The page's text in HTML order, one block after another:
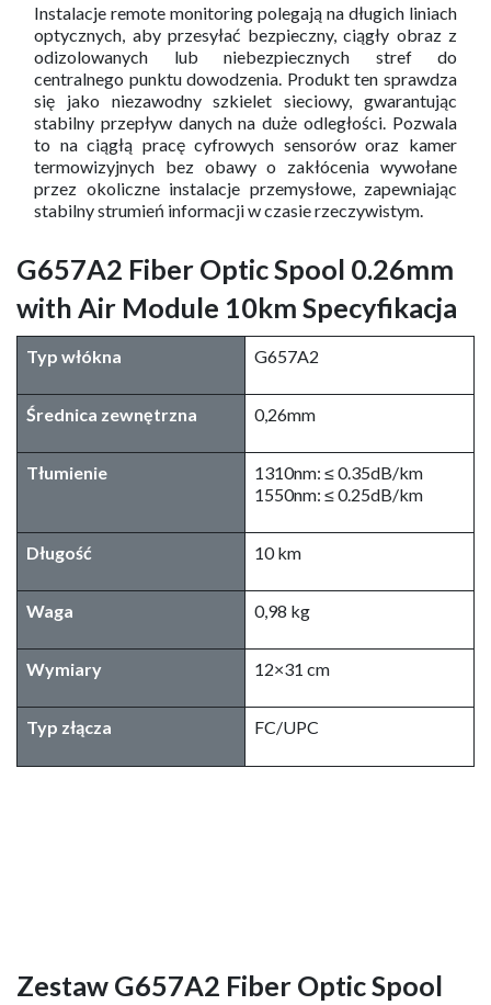
Instalacje remote monitoring polegają na długich liniach
optycznych, aby przesyłać bezpieczny, ciągły obraz z
odizolowanych lub niebezpiecznych stref do
centralnego punktu dowodzenia. Produkt ten sprawdza
się jako niezawodny szkielet sieciowy, gwarantując
stabilny przepływ danych na duże odległości. Pozwala
to na ciągłą pracę cyfrowych sensorów oraz kamer
termowizyjnych bez obawy o zakłócenia wywołane
przez okoliczne instalacje przemysłowe, zapewniając
stabilny strumień informacji w czasie rzeczywistym.
G657A2 Fiber Optic Spool 0.26mm
with Air Module 10km Specyfikacja
Typ włókna G657A2
Średnica zewnętrzna 0,26mm
Tłumienie
1310nm: ≤ 0.35dB/km
1550nm: ≤ 0.25dB/km
Długość 10 km
Waga 0,98 kg
Wymiary 12×31 cm
Typ złącza FC/UPC
Zestaw G657A2 Fiber Optic Spool